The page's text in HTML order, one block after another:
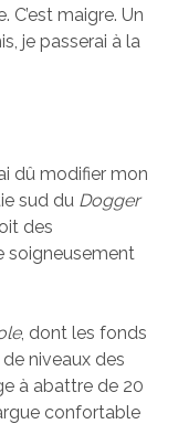
C’est maigre. Un
je passerai à la
dû modifier mon
sud du Dogger
des
soigneusement
, dont les fonds
niveaux des
à abattre de 20
confortable